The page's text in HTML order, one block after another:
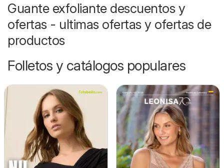
Guante exfoliante descuentos y
ofertas - ultimas ofertas y ofertas de
productos
Folletos y catálogos populares